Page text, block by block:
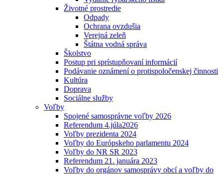
Životné prostredie
Odpady
Ochrana ovzdušia
Verejná zeleň
Štátna vodná správa
Školstvo
Postup pri sprístupňovaní informácií
Podávanie oznámení o protispoločenskej činnosti
Kultúra
Doprava
Sociálne služby
Voľby
Spojené samosprávne voľby 2026
Referendum 4.júla2026
Voľby prezidenta 2024
Voľby do Európskeho parlamentu 2024
Voľby do NR SR 2023
Referendum 21. januára 2023
Voľby do orgánov samosprávy obcí a voľby do